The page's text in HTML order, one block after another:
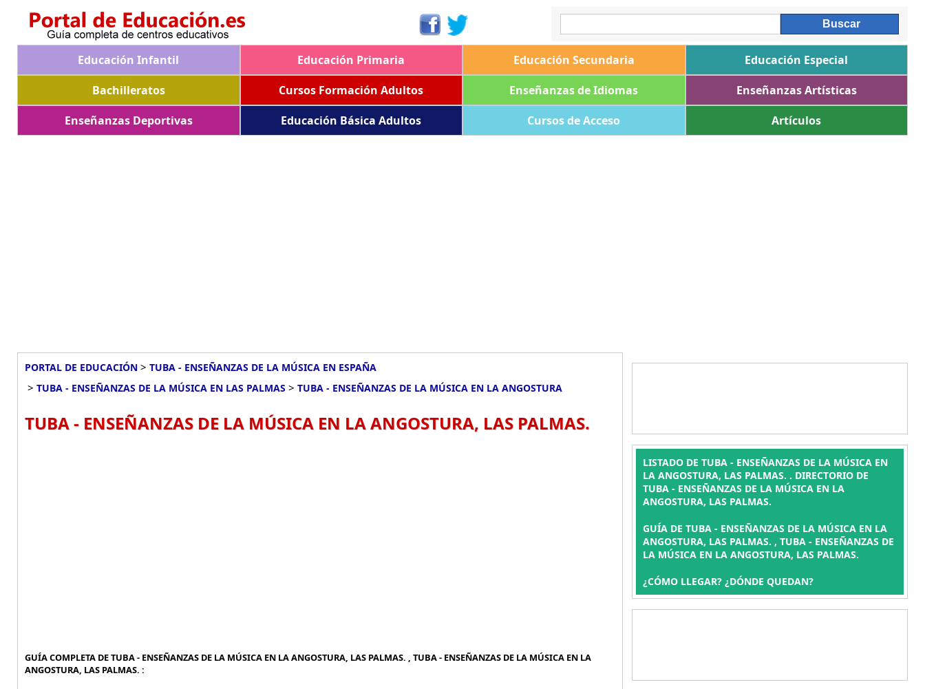
Educación Infantil Educación Primaria Educación Secundaria
Educación Especial
Bachilleratos
Cursos Formación Adultos Enseñanzas de Idiomas
Enseñanzas Artísticas
Enseñanzas Deportivas
Educación Básica Adultos Cursos de Acceso Artículos
PORTAL DE EDUCACIÓN > TUBA - ENSEÑANZAS DE LA MÚSICA EN ESPAÑA
> TUBA - ENSEÑANZAS DE LA MÚSICA EN LAS PALMAS > TUBA - ENSEÑANZAS DE LA MÚSICA EN LA ANGOSTURA
TUBA - ENSEÑANZAS DE LA MÚSICA EN LA ANGOSTURA, LAS PALMAS.
GUÍA COMPLETA DE TUBA - ENSEÑANZAS DE LA MÚSICA EN LA ANGOSTURA, LAS PALMAS. , TUBA - ENSEÑANZAS DE LA MÚSICA EN LA
ANGOSTURA, LAS PALMAS. :
LISTADO DE TUBA - ENSEÑANZAS DE LA MÚSICA EN
LA ANGOSTURA, LAS PALMAS. . DIRECTORIO DE
TUBA - ENSEÑANZAS DE LA MÚSICA EN LA
ANGOSTURA, LAS PALMAS.
GUÍA DE TUBA - ENSEÑANZAS DE LA MÚSICA EN LA
ANGOSTURA, LAS PALMAS. , TUBA - ENSEÑANZAS DE
LA MÚSICA EN LA ANGOSTURA, LAS PALMAS.
¿CÓMO LLEGAR? ¿DÓNDE QUEDAN?